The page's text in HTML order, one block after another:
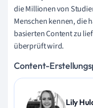
die Millionen von
Menschen kennen, die
basierten Content zu
überprüft wird.
Content-
Lily